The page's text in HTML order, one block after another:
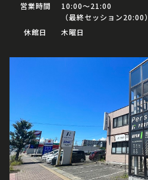
営業時間
10:00〜21:00
（最終セッション20:00）
休館日
木曜日